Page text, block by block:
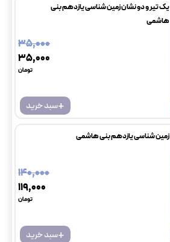
یک تیر و دو نشان زمین شناسی یازدهم بنی
هاشمی
+سبد خرید
۳۵٬۰۰۰
۳۵٬۰۰۰
تومان
زمین شناسی یازدهم بنی هاشمی
+سبد خرید
۱۴۰٬۰۰۰
۱۱۹٬۰۰۰
تومان